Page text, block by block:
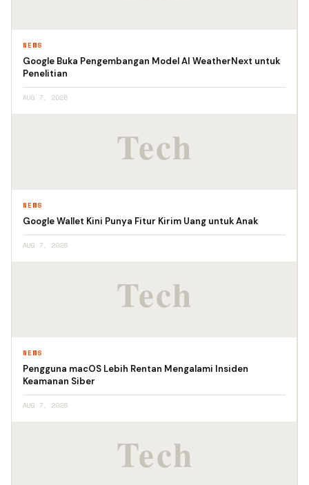
NEWS
Google Buka Pengembangan Model AI WeatherNext untuk
Penelitian
AUG 7, 2026
NEWS
Google Wallet Kini Punya Fitur Kirim Uang untuk Anak
AUG 7, 2026
NEWS
Pengguna macOS Lebih Rentan Mengalami Insiden
Keamanan Siber
AUG 7, 2026